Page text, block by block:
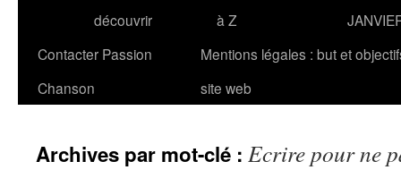
découvrir
à Z
Contacter Passion
Chanson
Mentions légales : but et
site web
Archives par mot-clé : Ecrire pour ne